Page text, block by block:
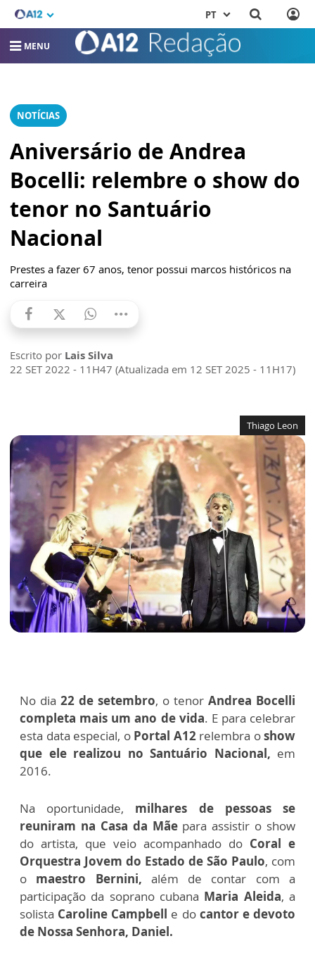
PT
MENU
NOTÍCIAS
Aniversário de Andrea
Bocelli: relembre o show do
tenor no Santuário
Nacional
Prestes a fazer 67 anos, tenor possui marcos históricos na
carreira
Escrito por Lais Silva
22 SET 2022 - 11H47 (Atualizada em 12 SET 2025 - 11H17)
Thiago Leon
No dia 22 de setembro, o tenor Andrea Bocelli
completa mais um ano de vida. E para celebrar
esta data especial, o Portal A12relembra oshow
que ele realizou no Santuário Nacional, em
2016.
Na oportunidade, milhares de pessoas se
reuniram na Casa da Mãepara assistir o show
do artista, que veio acompanhado do Coral e
Orquestra Jovem do Estado de São Paulo, com
o maestro Bernini, além de contar com a
participação da soprano cubana Maria Aleida, a
solista Caroline Campbell e do cantor e devoto
de Nossa Senhora, Daniel.